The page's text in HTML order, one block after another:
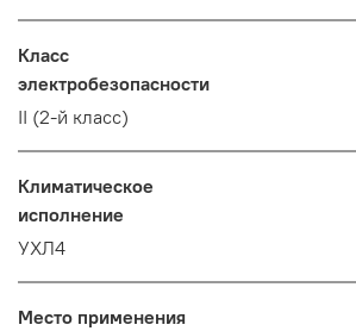
Класс
электробезопасности
II (2-й класс)
Климатическое
исполнение
УХЛ4
Место применения